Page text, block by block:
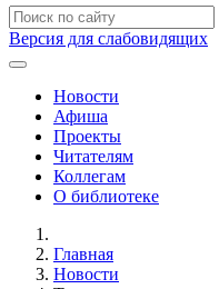
Версия для слабовидящих
Новости
Афиша
Проекты
Читателям
Коллегам
О библиотеке
Главная
Новости